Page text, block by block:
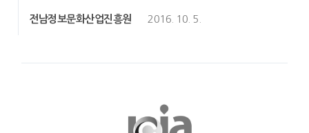
전남정보문화산업진흥원 2016. 10. 5.